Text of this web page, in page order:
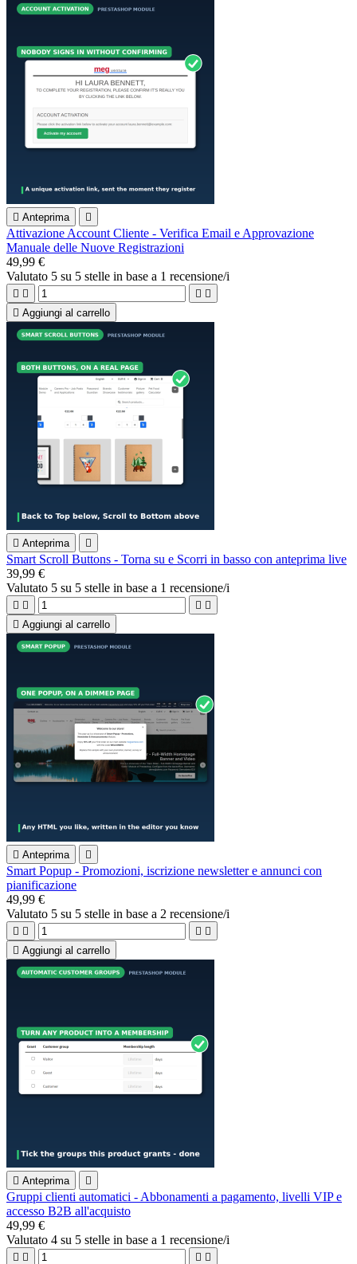
 Anteprima 
Attivazione Account Cliente - Verifica Email e Approvazione
Manuale delle Nuove Registrazioni
49,99 €
Valutato 5 su 5 stelle in base a 1 recensione/i
   
 Aggiungi al carrello
 Anteprima 
Smart Scroll Buttons - Torna su e Scorri in basso con anteprima live
39,99 €
Valutato 5 su 5 stelle in base a 1 recensione/i
   
 Aggiungi al carrello
 Anteprima 
Smart Popup - Promozioni, iscrizione newsletter e annunci con
pianificazione
49,99 €
Valutato 5 su 5 stelle in base a 2 recensione/i
   
 Aggiungi al carrello
 Anteprima 
Gruppi clienti automatici - Abbonamenti a pagamento, livelli VIP e
accesso B2B all'acquisto
49,99 €
Valutato 4 su 5 stelle in base a 1 recensione/i
   